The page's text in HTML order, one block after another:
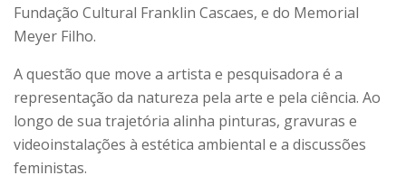
Fundação Cultural Franklin Cascaes, e do Memorial
Meyer Filho.
A questão que move a artista e pesquisadora é a
representação da natureza pela arte e pela ciência. Ao
longo de sua trajetória alinha pinturas, gravuras e
videoinstalações à estética ambiental e a discussões
feministas.